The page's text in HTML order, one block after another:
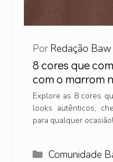
8 cores que
com o marrom
Por Redação Baw
Explore as 8 cores
looks autênticos,
para qualquer
Categorias
Comunidade